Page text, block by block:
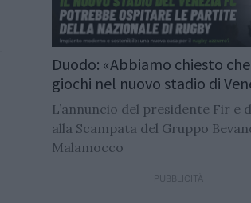
Duodo: «Abbiamo chiesto
giochi nel nuovo stadio di
L’annuncio del presidente Fir e
alla Scampata del Gruppo
Malamocco